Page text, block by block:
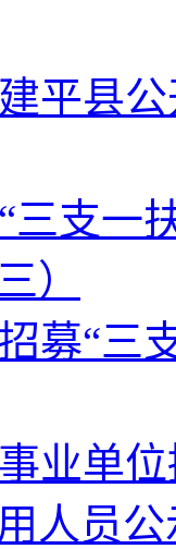
平县
三支一
）
募“三
业单
人员公